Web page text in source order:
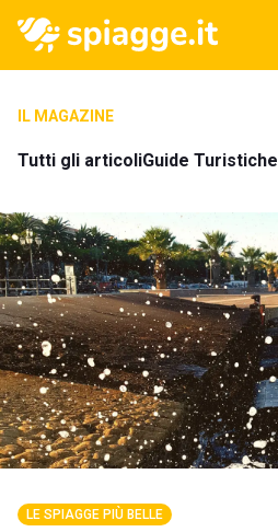
IL MAGAZINE
Tutti gli articoliGuide Turistiche
LE SPIAGGE PIÙ BELLE